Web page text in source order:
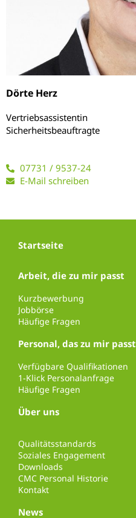
Dörte Herz
Vertriebsassistentin
Sicherheitsbeauftragte
07731 / 9537-24
E-Mail schreiben
Startseite
Arbeit, die zu mir passt
Kurzbewerbung
Jobbörse
Häufige Fragen
Personal, das zu mir passt
Verfügbare Qualifikationen
1-Klick Personalanfrage
Häufige Fragen
Über uns
Qualitätsstandards
Soziales Engagement
Downloads
CMC Personal Historie
Kontakt
News